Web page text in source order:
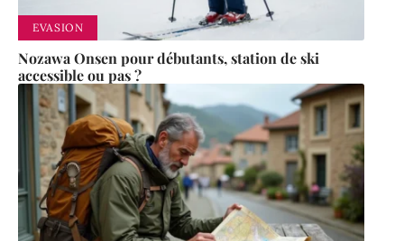
EVASION
Nozawa Onsen pour débutants, station de ski
accessible ou pas ?